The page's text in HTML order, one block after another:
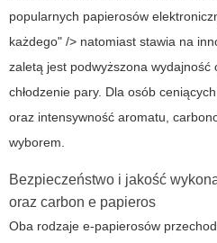
popularnych papierosów
każdego" /> natomiast stawia na
zaletą jest podwyższona
chłodzenie pary. Dla osób
oraz intensywność aromatu,
wyborem.
Bezpieczeństwo i jakość
oraz carbon e papieros
Oba rodzaje e-papierosów